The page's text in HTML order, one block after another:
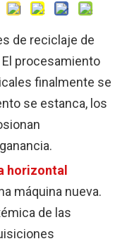
de reciclaje de
procesamiento
finalmente se
se estanca, los
horizontal
máquina nueva.
de las